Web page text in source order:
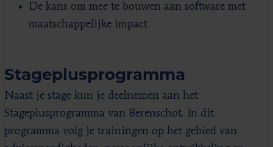
De kans om mee te bouwen aan software met
maatschappelijke impact
Stageplusprogramma
Naast je stage kun je deelnemen aan het
Stageplusprogramma van Berenschot. In dit
programma volg je trainingen op het gebied van